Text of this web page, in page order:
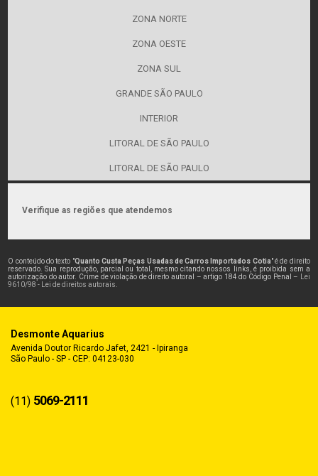
ZONA NORTE
ZONA OESTE
ZONA SUL
GRANDE SÃO PAULO
INTERIOR
LITORAL DE SÃO PAULO
LITORAL DE SÃO PAULO
Verifique as regiões que atendemos
O conteúdo do texto "Quanto Custa Peças Usadas de Carros Importados Cotia" é de direito
reservado. Sua reprodução, parcial ou total, mesmo citando nossos links, é proibida sem a
autorização do autor. Crime de violação de direito autoral – artigo 184 do Código Penal –
Lei
9610/98 - Lei de direitos autorais
Desmonte Aquarius
Avenida Doutor Ricardo Jafet, 2421 - Ipiranga
São Paulo - SP - CEP: 04123-030
(11) 5069-2111